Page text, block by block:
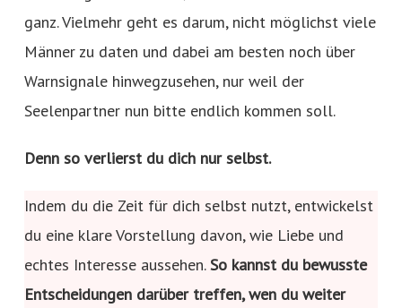
ganz. Vielmehr geht es darum, nicht möglichst viele
Männer zu daten und dabei am besten noch über
Warnsignale hinwegzusehen, nur weil der
Seelenpartner nun bitte endlich kommen soll.
Denn so verlierst du dich nur selbst.
Indem du die Zeit für dich selbst nutzt, entwickelst
du eine klare Vorstellung davon, wie Liebe und
echtes Interesse aussehen.So kannst du bewusste
Entscheidungen darüber treffen, wen du weiter